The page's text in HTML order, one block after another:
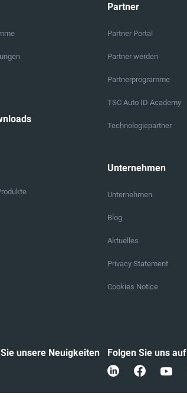
Partner
Partner Portal
Partner werden
Partnerprogramme
TSC Auto ID Academy
Technologiepartner
Unternehmen
Unternehmen
Blog
Aktuelles
Privacy Statement
Cookies Notice
Folgen Sie uns auf
unsere Neuigkeiten